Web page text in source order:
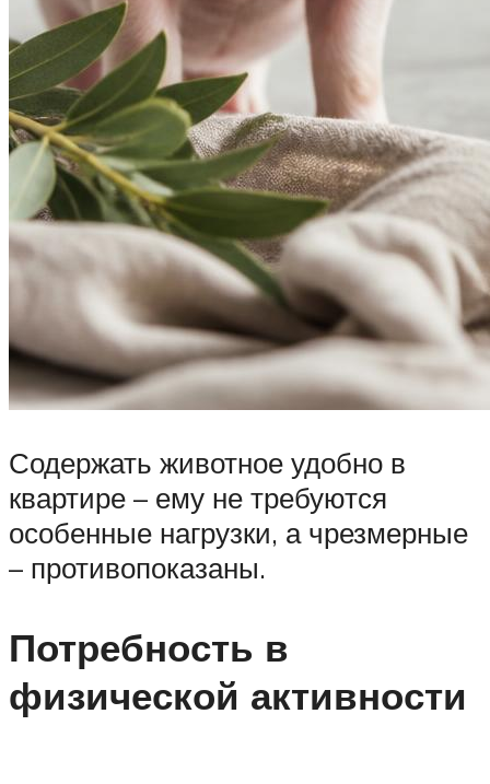
Содержать животное удобно в
квартире – ему не требуются
особенные нагрузки, а чрезмерные
– противопоказаны.
Потребность в
физической активности